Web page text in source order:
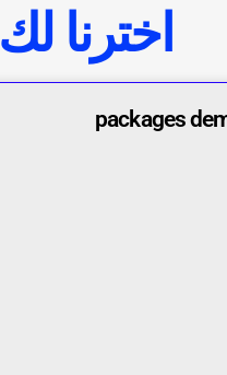
اخترنا لك
packages